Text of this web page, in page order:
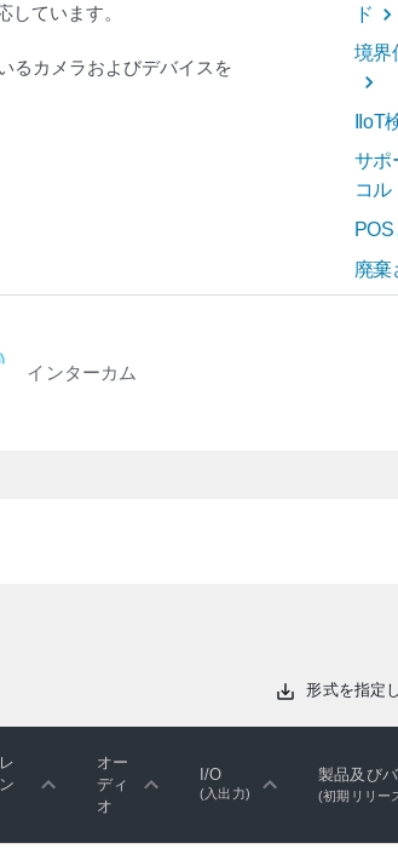
ています。
るカメラおよびデバイスを
ド
境界
IIoT
サポ
コル
廃棄
インターカム
形式を指定
オー
ディ
オ
I/O
(入出力)
製品及び
(初期リリー